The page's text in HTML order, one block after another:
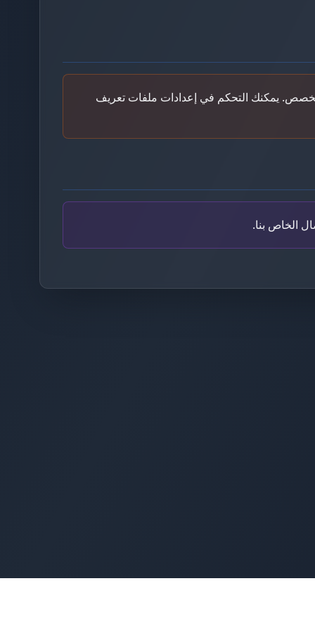
مخصص. يمكنك التحكم في إعدادات ملفات تعريف
الخاص بنا.